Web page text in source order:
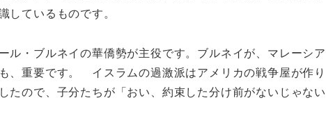
しているものです。
・ブルネイの華僑勢が主役です。ブルネイが、マレーシア
、重要です。 イスラムの過激派はアメリカの戦争屋が作り
たので、子分たちが「おい、約束した分け前がないじゃない